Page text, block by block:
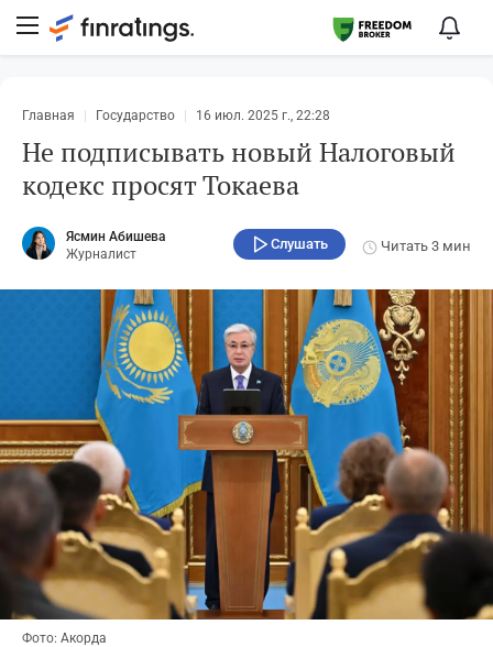
Главная Государство 16 июл. 2025 г., 22:28
Не подписывать новый Налоговый
кодекс просят Токаева
Ясмин Абишева
Журналист
Слушать Читать 3 мин
Фото: Акорда